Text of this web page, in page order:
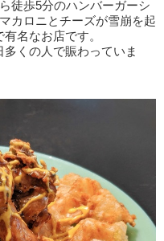
徒歩5分のハンバーガーシ
カロニとチーズが雪崩を起
名なお店です。
くの人で賑わっていま